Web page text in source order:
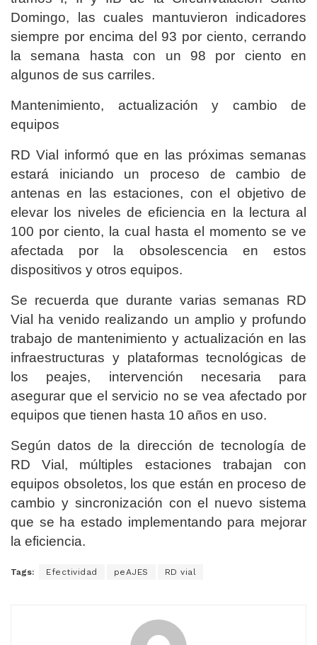
Domingo, las cuales mantuvieron indicadores
siempre por encima del 93 por ciento, cerrando
la semana hasta con un 98 por ciento en
algunos de sus carriles.
Mantenimiento, actualización y cambio de
equipos
RD Vial informó que en las próximas semanas
estará iniciando un proceso de cambio de
antenas en las estaciones, con el objetivo de
elevar los niveles de eficiencia en la lectura al
100 por ciento, la cual hasta el momento se ve
afectada por la obsolescencia en estos
dispositivos y otros equipos.
Se recuerda que durante varias semanas RD
Vial ha venido realizando un amplio y profundo
trabajo de mantenimiento y actualización en las
infraestructuras y plataformas tecnológicas de
los peajes, intervención necesaria para
asegurar que el servicio no se vea afectado por
equipos que tienen hasta 10 años en uso.
Según datos de la dirección de tecnología de
RD Vial, múltiples estaciones trabajan con
equipos obsoletos, los que están en proceso de
cambio y sincronización con el nuevo sistema
que se ha estado implementando para mejorar
la eficiencia.
Tags: Efectividad peAJES RD vial